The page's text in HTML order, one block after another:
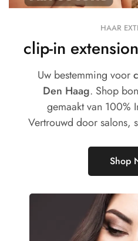
HAAR
clip-in
Uw bestemming voor
Den Haag. Shop
gemaakt van 100%
Vertrouwd door salons,
Shop